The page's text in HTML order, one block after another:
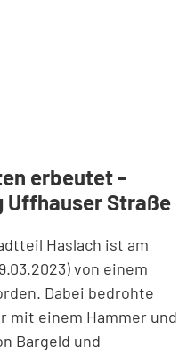
erbeutet -
Straße
Haslach ist am
von einem
Dabei bedrohte
mit einem Hammer und
Bargeld und